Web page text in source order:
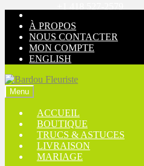
Aller
navigation
Aller
contenu
À PROPOS
NOUS CONTACTER
MON COMPTE
ENGLISH
Menu
ACCUEIL
BOUTIQUE
TRUCS & ASTUCES
LIVRAISON
MARIAGE